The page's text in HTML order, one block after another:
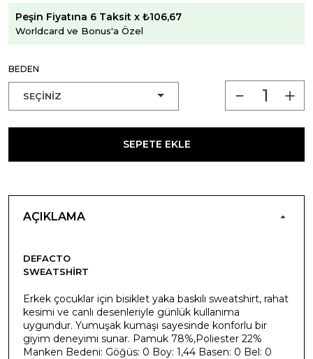
Peşin Fiyatına 6 Taksit x ₺106,67
Worldcard ve Bonus'a Özel
BEDEN
SEPETE EKLE
AÇIKLAMA
DEFACTO
SWEATSHIRT
Erkek çocuklar için bisiklet yaka baskılı sweatshirt, rahat
kesimi ve canlı desenleriyle günlük kullanıma
uygundur. Yumuşak kumaşı sayesinde konforlu bir
giyim deneyimi sunar. Pamuk 78%,Poliester 22%
Manken Bedeni: Göğüs: 0 Boy: 1,44 Basen: 0 Bel: 0